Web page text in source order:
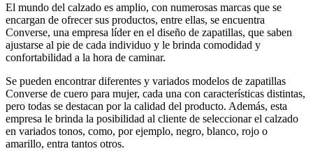
El mundo del calzado es amplio, con numerosas marcas que se
encargan de ofrecer sus productos, entre ellas, se encuentra
Converse, una empresa líder en el diseño de zapatillas, que saben
ajustarse al pie de cada individuo y le brinda comodidad y
confortabilidad a la hora de caminar.
Se pueden encontrar diferentes y variados modelos de zapatillas
Converse de cuero para mujer, cada una con características distintas,
pero todas se destacan por la calidad del producto. Además, esta
empresa le brinda la posibilidad al cliente de seleccionar el calzado
en variados tonos, como, por ejemplo, negro, blanco, rojo o
amarillo, entra tantos otros.